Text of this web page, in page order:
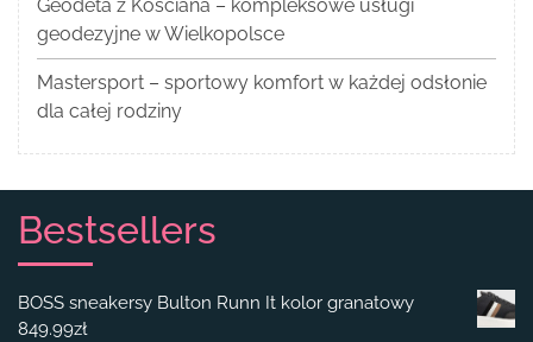
Geodeta z Kościana – kompleksowe usługi
geodezyjne w Wielkopolsce
Mastersport – sportowy komfort w każdej odsłonie
dla całej rodziny
Bestsellers
BOSS sneakersy Bulton Runn It kolor granatowy
849.99zł